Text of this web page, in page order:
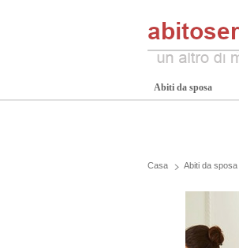
Abiti da sposa
Casa Abiti da sposa